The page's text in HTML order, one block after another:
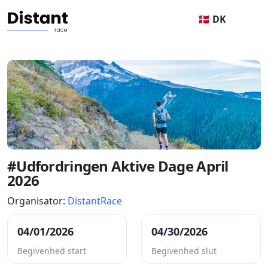
🇩🇰 DK
#Udfordringen Aktive Dage April
2026
Organisator: DistantRace
04/01/2026
Begivenhed start
04/30/2026
Begivenhed slut